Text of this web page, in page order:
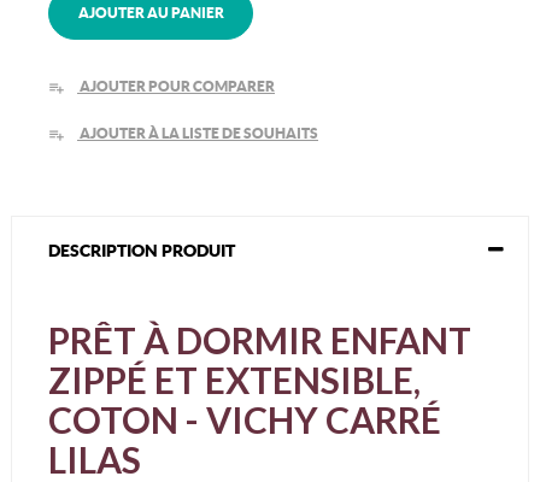
AJOUTER AU PANIER
playlist_add AJOUTER POUR COMPARER
playlist_add AJOUTER À LA LISTE DE SOUHAITS
DESCRIPTION PRODUIT
PRÊT À DORMIR ENFANT
ZIPPÉ ET EXTENSIBLE,
COTON - VICHY CARRÉ
LILAS